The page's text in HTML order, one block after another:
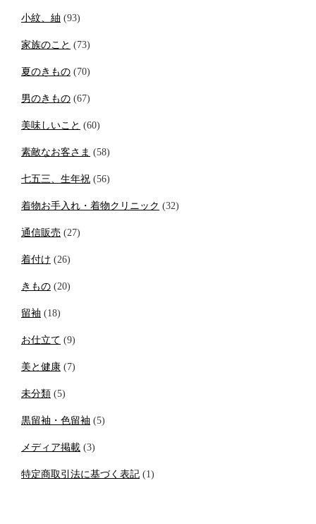
小紋、紬 (93)
家族のこと (73)
夏のきもの (70)
男のきもの (67)
美味しいこと (60)
素敵なお客さま (58)
七五三、生年祝 (56)
着物お手入れ・着物クリニック (32)
通信販売 (27)
着付け (26)
きもの (20)
留袖 (18)
お仕立て (9)
美と健康 (7)
未分類 (5)
黒留袖・色留袖 (5)
メディア掲載 (3)
特定商取引法に基づく表記 (1)